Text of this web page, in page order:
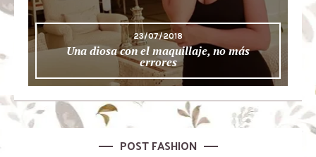
23/07/2018
Una diosa con el maquillaje, no más
errores
POST FASHION